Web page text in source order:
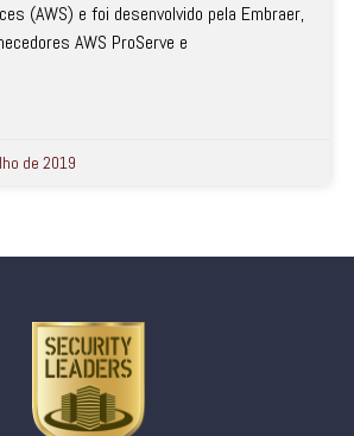
(AWS) e foi desenvolvido pela Embraer,
AWS ProServe e
de 2019